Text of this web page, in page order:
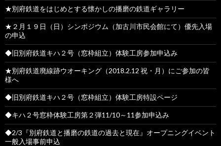
★別府鉄道をはじめとする懐かしの播磨の鉄道ギャラリー
★２月１９日（日）シンポジウム（加古川市民会館にて）優先入場
の申込
◆旧別府鉄道キハ２号（窓枠組立）体験工房参加申込み
★別府鉄道廃線跡ウオーキング（2018.2.12 祝・月）にご参加の皆
様へ
◆旧別府鉄道キハ２号（窓枠組立）体験工房特設ページ
◆キハ２号窓枠体験工房第２弾11/10～11参加申込み
◆2/3『別府鉄道と播磨の鉄道の過去と現在』オープニングイベント
一般入場事前申込